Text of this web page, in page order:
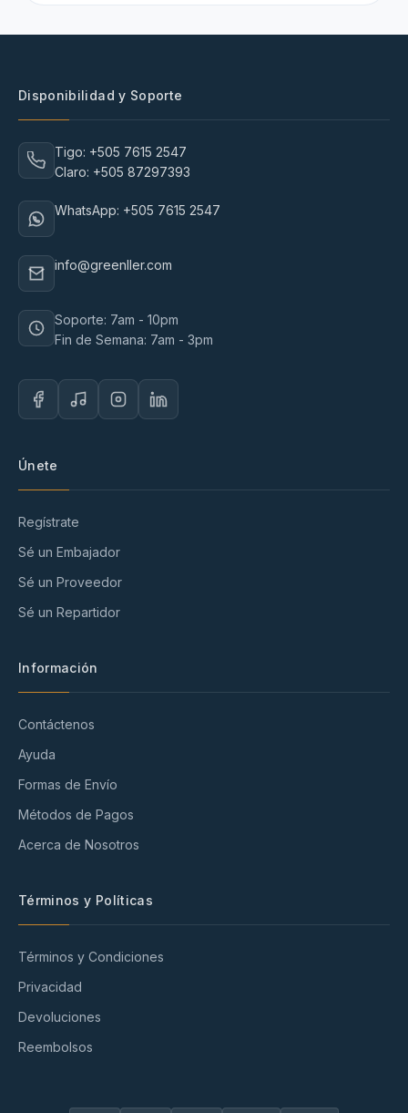
Disponibilidad y Soporte
Tigo: +505 7615 2547
Claro: +505 87297393
WhatsApp: +505 7615 2547
info@greenller.com
Soporte: 7am - 10pm
Fin de Semana: 7am - 3pm
Únete
Regístrate
Sé un Embajador
Sé un Proveedor
Sé un Repartidor
Información
Contáctenos
Ayuda
Formas de Envío
Métodos de Pagos
Acerca de Nosotros
Términos y Políticas
Términos y Condiciones
Privacidad
Devoluciones
Reembolsos